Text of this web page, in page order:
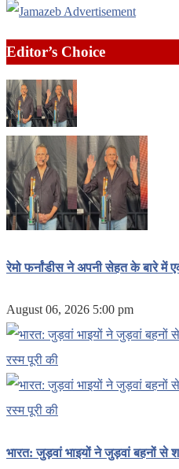
Editor’s Choice
रेमो फर्नांडीस ने अपनी सेहत के बारे में
August 06, 2026 5:00 pm
भारत: जुड़वां भाइयों ने जुड़वां बहनों से